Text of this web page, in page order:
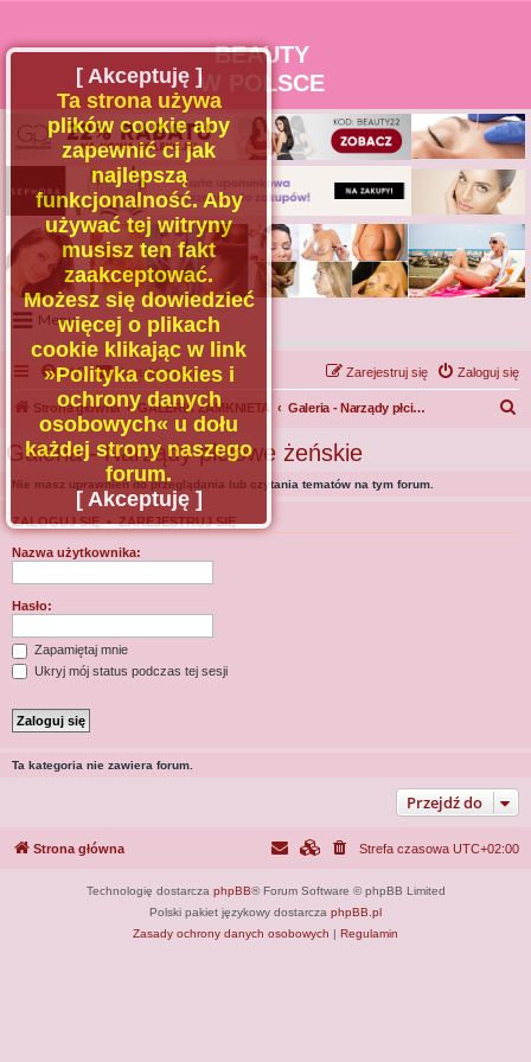
BEAUTY
W POLSCE
Menu
Portal
Facebook
Regulamin
Zapytaj administratora
Kontakt
FAQ Kontakt z nami Zaloguj się
Zarejestruj się
Strona główna GALERIA ZAMKNIETA Galeria - Narządy płciowe żeńskie
Galeria - Narządy płciowe żeńskie
Nie masz uprawnień do przeglądania lub czytania tematów na tym forum.
ZALOGUJ SIĘ•ZAREJESTRUJ SIĘ
Nazwa użytkownika:
Hasło:
Zapamiętaj mnie
Ukryj mój status podczas tej sesji
Ta kategoria nie zawiera forum.
Przejdź do
[ Akceptuję ]
Ta strona używa
plików cookie aby
zapewnić ci jak
najlepszą
funkcjonalność. Aby
używać tej witryny
musisz ten fakt
zaakceptować.
Możesz się dowiedzieć
więcej o plikach
cookie klikając w link
»Polityka cookies i
ochrony danych
osobowych« u dołu
każdej strony naszego
forum.
[ Akceptuję ]
Strona główna Strefa czasowa UTC+02:00
Technologię dostarcza phpBB® Forum Software © phpBB Limited
Polski pakiet językowy dostarcza phpBB.pl
Zasady ochrony danych osobowych | Regulamin